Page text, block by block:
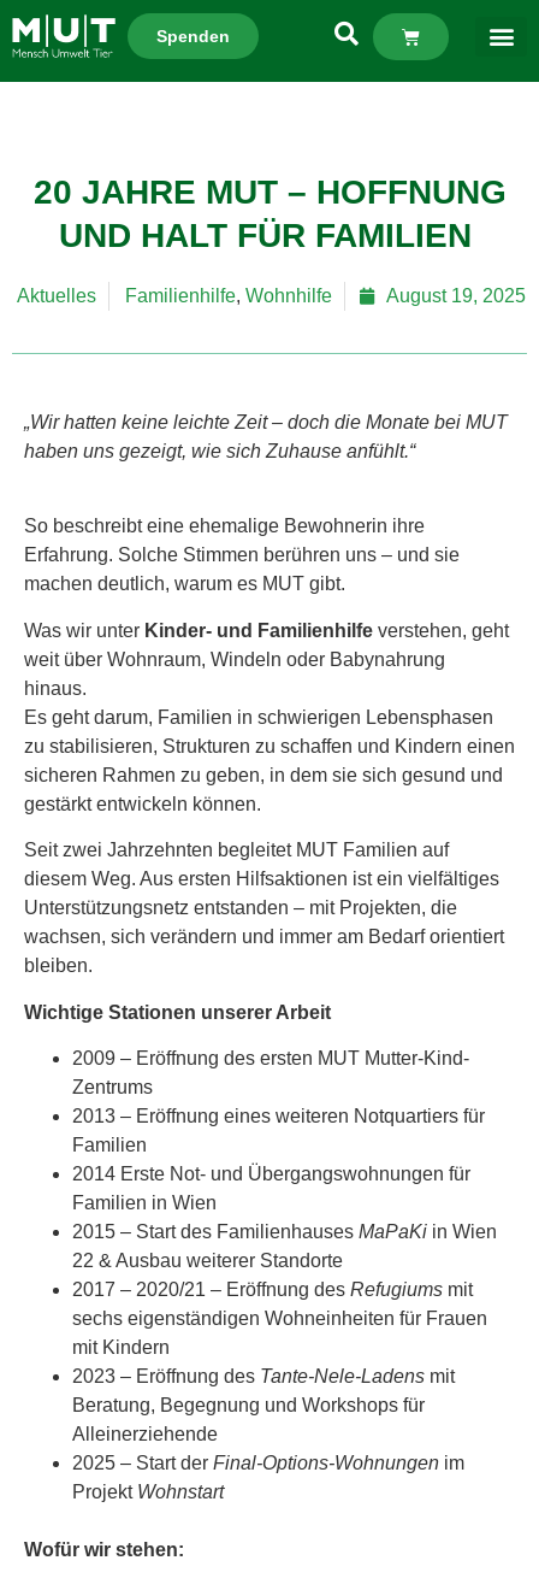
Spenden
20 JAHRE MUT – HOFFNUNG
UND HALT FÜR FAMILIEN
Aktuelles Familienhilfe, Wohnhilfe August 19, 2025
„Wir hatten keine leichte Zeit – doch die Monate bei MUT
haben uns gezeigt, wie sich Zuhause anfühlt.“
So beschreibt eine ehemalige Bewohnerin ihre
Erfahrung. Solche Stimmen berühren uns – und sie
machen deutlich, warum es MUT gibt.
Was wir unter Kinder- und Familienhilfe verstehen, geht
weit über Wohnraum, Windeln oder Babynahrung
hinaus.
Es geht darum, Familien in schwierigen Lebensphasen
zu stabilisieren, Strukturen zu schaffen und Kindern einen
sicheren Rahmen zu geben, in dem sie sich gesund und
gestärkt entwickeln können.
Seit zwei Jahrzehnten begleitet MUT Familien auf
diesem Weg. Aus ersten Hilfsaktionen ist ein vielfältiges
Unterstützungsnetz entstanden – mit Projekten, die
wachsen, sich verändern und immer am Bedarf orientiert
bleiben.
Wichtige Stationen unserer Arbeit
2009 – Eröffnung des ersten MUT Mutter-Kind-
Zentrums
2013 – Eröffnung eines weiteren Notquartiers für
Familien
2014 Erste Not- und Übergangswohnungen für
Familien in Wien
2015 – Start des Familienhauses MaPaKi in Wien
22 & Ausbau weiterer Standorte
2017 – 2020/21 – Eröffnung des Refugiums mit
sechs eigenständigen Wohneinheiten für Frauen
mit Kindern
2023 – Eröffnung des Tante-Nele-Ladens mit
Beratung, Begegnung und Workshops für
Alleinerziehende
2025 – Start der Final-Options-Wohnungen im
Projekt Wohnstart
Wofür wir stehen: